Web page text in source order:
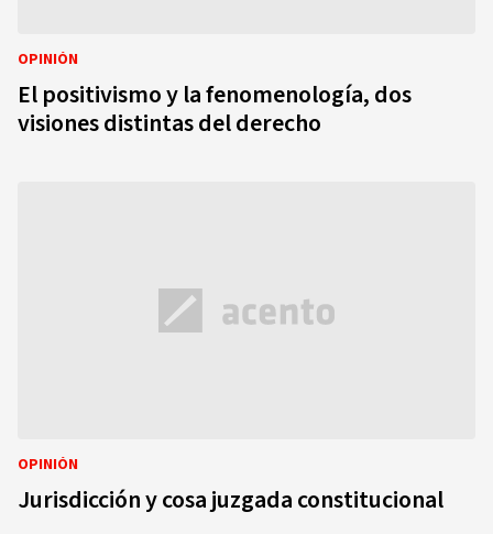
OPINIÓN
El positivismo y la fenomenología, dos
visiones distintas del derecho
OPINIÓN
Jurisdicción y cosa juzgada constitucional